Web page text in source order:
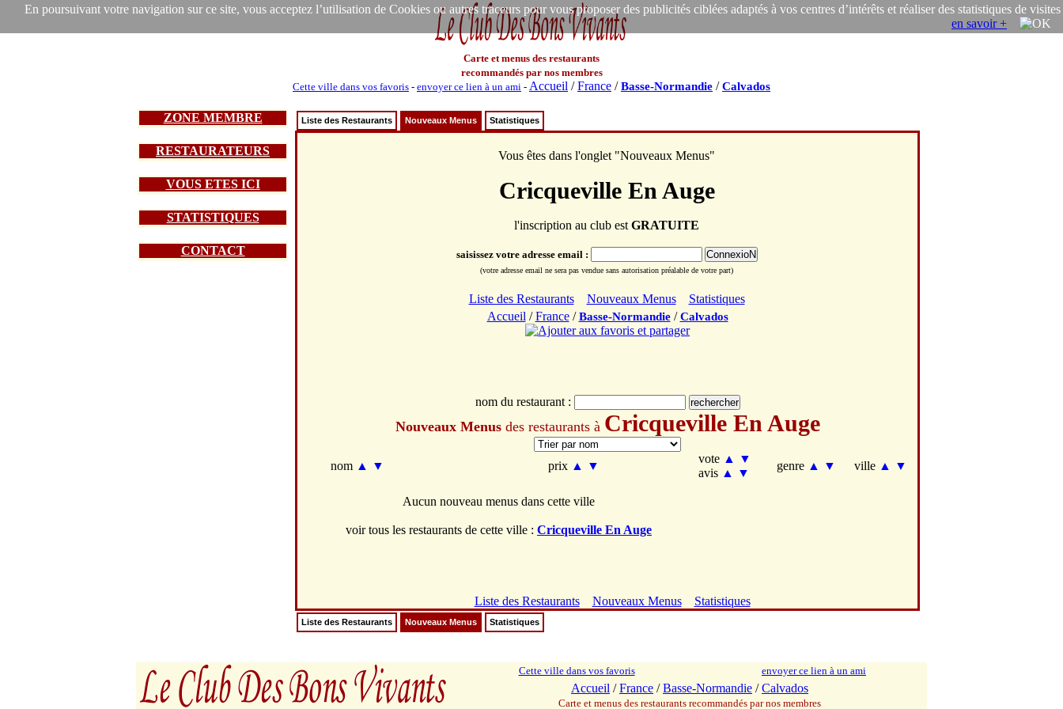
En poursuivant votre navigation sur ce site, vous acceptez l’utilisation de Cookies ou autres traceurs pour vous proposer des publicités ciblées adaptés à vos centres d’intérêts et réaliser des statistiques de visites
en savoir +
Carte et menus des restaurants
recommandés par nos membres
Cette ville dans vos favoris - envoyer ce lien à un ami - Accueil /France /Basse-Normandie /Calvados
ZONE MEMBRE
RESTAURATEURS
VOUS ETES ICI
STATISTIQUES
CONTACT
Liste des Restaurants Nouveaux Menus Statistiques
Vous êtes dans l'onglet "Nouveaux Menus"
Cricqueville En Auge
l'inscription au club est GRATUITE
saisissez votre adresse email :
(votre adresse email ne sera pas vendue sans autorisation préalable de votre part)
Liste des Restaurants Nouveaux Menus
Statistiques
Accueil /France/Basse-Normandie/Calvados
nom du restaurant :
Nouveaux Menusdes restaurants à Cricqueville En Auge
nom ▲ ▼ prix ▲ ▼
vote ▲
▼
avis ▲ ▼
genre ▲ ▼ ville ▲ ▼
Aucun nouveau menus dans cette ville
voir tous les restaurants de cette ville : Cricqueville En Auge
Liste des Restaurants Nouveaux Menus Statistiques
Liste des Restaurants Nouveaux Menus Statistiques
Cette ville dans vos favoris envoyer ce lien à un ami
Accueil /France /Basse-Normandie /Calvados
Carte et menus des restaurants recommandés par nos membres